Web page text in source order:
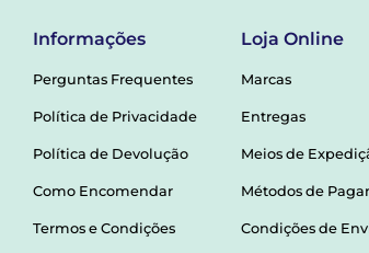
Informações
Perguntas Frequentes
Política de Privacidade
Política de Devolução
Como Encomendar
Termos e Condições
Loja Online
Marcas
Entregas
Meios de
Métodos de
Condições de